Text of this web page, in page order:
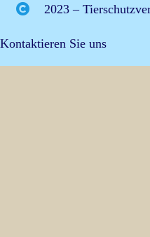
2023 –
Kontaktieren Sie uns